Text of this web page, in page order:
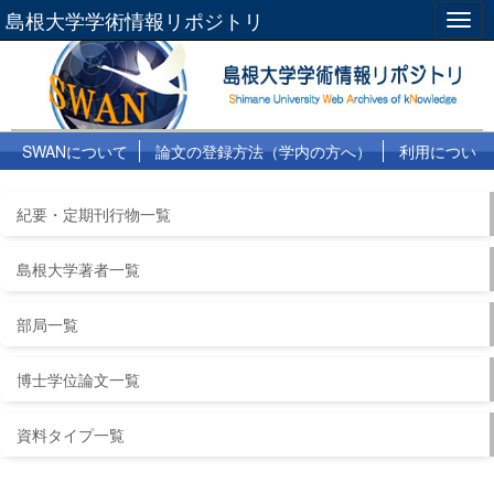
島根大学学術情報リポジトリ
SWANについて 論文の登録方法（学内の方へ）
利用につい
紀要・定期刊行物一覧
島根大学著者一覧
部局一覧
博士学位論文一覧
資料タイプ一覧